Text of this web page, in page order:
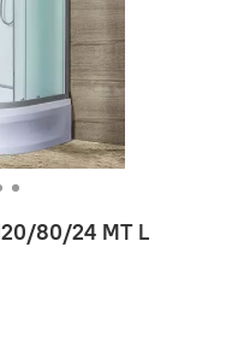
80/24 МТ L